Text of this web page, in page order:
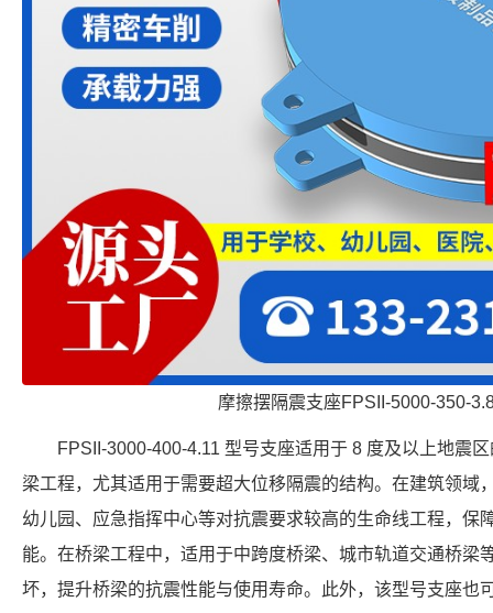
摩擦摆隔震支座FPSII-5000-350-
FPSII-3000-400-4.11 型号支座适用于 8 度及以上地震
梁工程，尤其适用于需要超大位移隔震的结构。在建筑领域
幼儿园、应急指挥中心等对抗震要求较高的生命线工程，保
能。在桥梁工程中，适用于中跨度桥梁、城市轨道交通桥梁
坏，提升桥梁的抗震性能与使用寿命。此外，该型号支座也